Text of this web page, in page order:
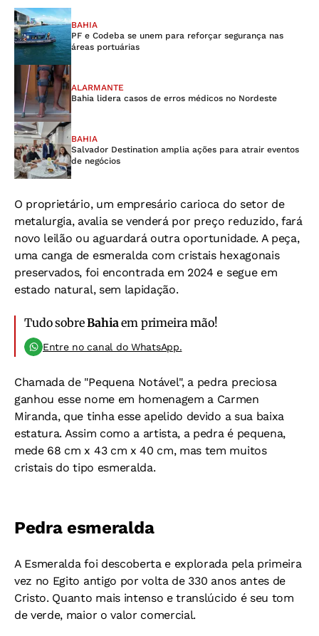
BAHIA
PF e Codeba se unem para reforçar segurança nas
áreas portuárias
ALARMANTE
Bahia lidera casos de erros médicos no Nordeste
BAHIA
Salvador Destination amplia ações para atrair eventos
de negócios
O proprietário, um empresário carioca do setor de
metalurgia, avalia se venderá por preço reduzido, fará
novo leilão ou aguardará outra oportunidade. A peça,
uma canga de esmeralda com cristais hexagonais
preservados, foi encontrada em 2024 e segue em
estado natural, sem lapidação.
Tudo sobreBahia em primeira mão!
Entre no canal do WhatsApp.
Chamada de "Pequena Notável", a pedra preciosa
ganhou esse nome em homenagem a Carmen
Miranda, que tinha esse apelido devido a sua baixa
estatura. Assim como a artista, a pedra é pequena,
mede 68 cm x 43 cm x 40 cm, mas tem muitos
cristais do tipo esmeralda.
Pedra esmeralda
A Esmeralda foi descoberta e explorada pela primeira
vez no Egito antigo por volta de 330 anos antes de
Cristo. Quanto mais intenso e translúcido é seu tom
de verde, maior o valor comercial.